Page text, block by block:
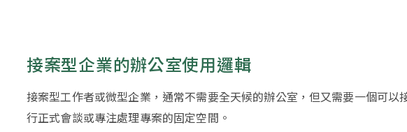
接案型企業的辦公室使用邏輯
接案型工作者或微型企業，通常不需要全天候的辦公室，但又需要一個可以
行正式會談或專注處理專案的固定空間。